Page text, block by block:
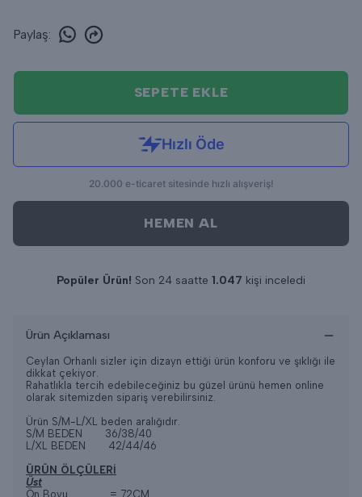
Paylaş:
SEPETE EKLE
HEMEN AL
Popüler Ürün! Son 24 saatte 1.047 kişi inceledi
Ürün Açıklaması
Ceylan Orhanlı sizler için dizayn ettiği ürün konforu ve şıklığı ile
dikkat çekiyor.
Rahatlıkla tercih edebileceğiniz bu güzel ürünü hemen online
olarak sitemizden sipariş verebilirsiniz.
Ürün S/M-L/XL beden aralığıdır.
S/M BEDEN 36/38/40
L/XL BEDEN 42/44/46
ÜRÜN ÖLÇÜLERİ
Üst
Ön Boyu = 72CM